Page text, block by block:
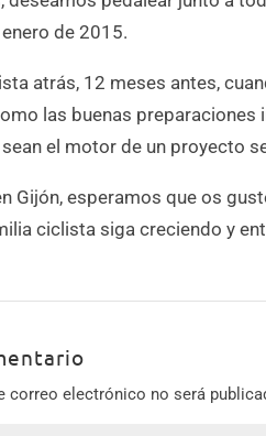
de 2015.
atrás, 12 meses antes,
las buenas
el motor de un proyecto
Gijón, esperamos que os
ciclista siga creciendo y
correo electrónico no será